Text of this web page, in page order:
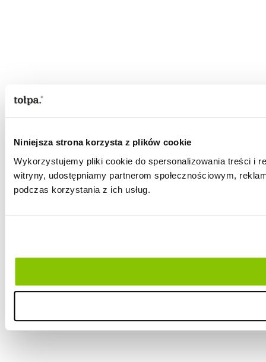
Niniejsza strona korzysta z plików cookie
Wykorzystujemy pliki cookie do spersonalizowania treści i
witryny, udostępniamy partnerom społecznościowym,
podczas korzystania z ich usług.